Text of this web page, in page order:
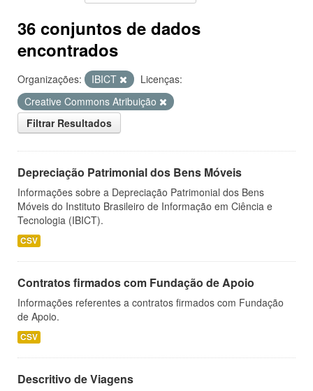
36 conjuntos de dados
encontrados
Organizações: IBICT
Licenças:
Creative Commons Atribuição
Filtrar Resultados
Depreciação Patrimonial dos Bens Móveis
Informações sobre a Depreciação Patrimonial dos Bens
Móveis do Instituto Brasileiro de Informação em Ciência e
Tecnologia (IBICT).
CSV
Contratos firmados com Fundação de Apoio
Informações referentes a contratos firmados com Fundação
de Apoio.
CSV
Descritivo de Viagens